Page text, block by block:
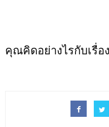
คุณคิดอย่างไรกับเรื่อ